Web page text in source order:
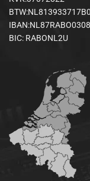
BIC: RABONL2U